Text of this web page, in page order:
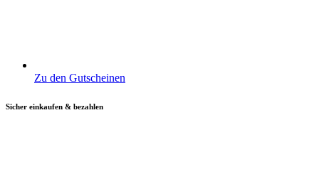
Zu den Gutscheinen
Sicher einkaufen & bezahlen